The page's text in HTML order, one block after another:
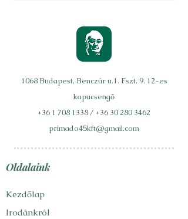
1068 Budapest, Benczúr u.1. Fszt. 9. 12-es
kapucsengő
+36 1 708 1338/ +36 30 280 3462
primado45kft@gmail.com
Oldalaink
Kezdőlap
Irodánkról